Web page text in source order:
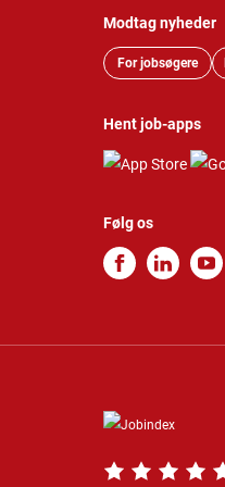
Modtag nyheder
For jobsøgere
Hent job-apps
Følg os